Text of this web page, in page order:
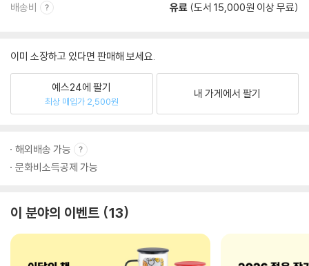
배송비 유료 (도서 15,000원 이상 무료)
이미 소장하고 있다면 판매해 보세요.
예스24에 팔기
최상 매입가 2,500원
내 가게에서 팔기
해외배송 가능
문화비소득공제 가능
이 분야의 이벤트 13